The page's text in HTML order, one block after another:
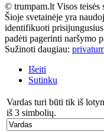
© trumpam.lt Visos teisės
Šioje svetainėje yra
identifikuoti
padėti pagerinti naršymo
Sužinoti daugiau:
Išeiti
Sutinku
Vardas turi būti tik iš
iš 3 simbolių.